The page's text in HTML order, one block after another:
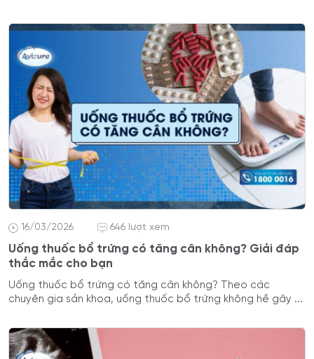
16/03/2026 646 lượt xem
Uống thuốc bổ trứng có tăng cân không? Giải đáp
thắc mắc cho bạn
Uống thuốc bổ trứng có tăng cân không? Theo các
chuyên gia sản khoa, uống thuốc bổ trứng không hề gây ...